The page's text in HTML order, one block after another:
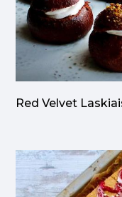
Red Velvet